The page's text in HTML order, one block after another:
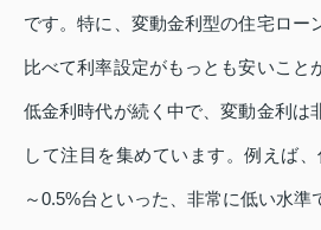
です。特に、変動金利型の住宅ロー
比べて利率設定がもっとも安いこと
低金利時代が続く中で、変動金利は
して注目を集めています。例えば
～0.5%台といった、非常に低い水